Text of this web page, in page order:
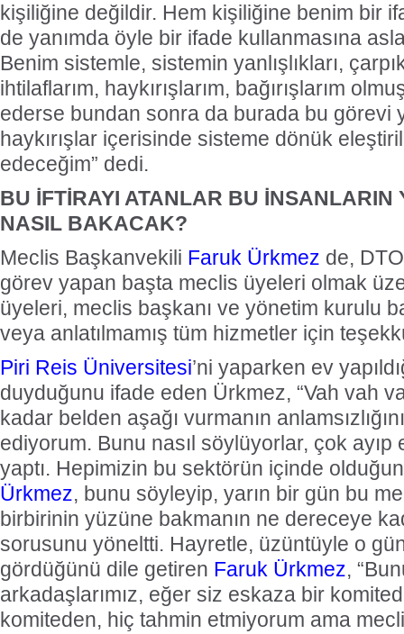
kişiliğine değildir. Hem kişiliğine benim bir
de yanımda öyle bir ifade kullanmasına
Benim sistemle, sistemin yanlışlıkları,
ihtilaflarım, haykırışlarım, bağırışlarım
ederse bundan sonra da burada bu görevi
haykırışlar içerisinde sisteme dönük
edeceğim” dedi.
BU İFTİRAYI ATANLAR BU İNSANLARIN
NASIL BAKACAK?
Meclis Başkanvekili Faruk Ürkmez de,
görev yapan başta meclis üyeleri olmak
üyeleri, meclis başkanı ve yönetim kurulu
veya anlatılmamış tüm hizmetler için
Piri Reis Üniversitesi’ni yaparken ev
duyduğunu ifade eden Ürkmez, “Vah vah
kadar belden aşağı vurmanın
ediyorum. Bunu nasıl söylüyorlar, çok ayıp
yaptı. Hepimizin bu sektörün içinde
Ürkmez, bunu söyleyip, yarın bir gün bu
birbirinin yüzüne bakmanın ne dereceye
sorusunu yöneltti. Hayretle, üzüntüyle o
gördüğünü dile getiren Faruk Ürkmez,
arkadaşlarımız, eğer siz eskaza bir
komiteden, hiç tahmin etmiyorum ama